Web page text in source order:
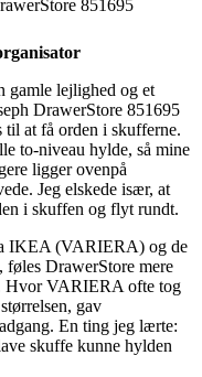
gamle lejlighed og et
DrawerStore 851695
til at få orden i skufferne.
to-niveau hylde, så mine
ligger ovenpå
Jeg elskede især, at
i skuffen og flyt rundt.
IKEA (VARIERA) og de
DrawerStore mere
Hvor VARIERA ofte tog
gav
En ting jeg lærte:
skuffe kunne hylden